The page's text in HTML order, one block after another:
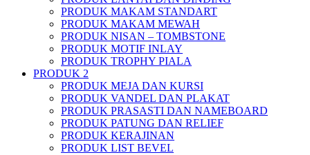
PRODUK MAKAM STANDART
PRODUK MAKAM MEWAH
PRODUK NISAN – TOMBSTONE
PRODUK MOTIF INLAY
PRODUK TROPHY PIALA
PRODUK 2
PRODUK MEJA DAN KURSI
PRODUK VANDEL DAN PLAKAT
PRODUK PRASASTI DAN NAMEBOARD
PRODUK PATUNG DAN RELIEF
PRODUK KERAJINAN
PRODUK LIST BEVEL